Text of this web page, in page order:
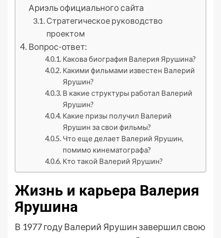
Ариэль официального сайта
Стратегическое руководство
проектом
Вопрос-ответ:
Какова биография Валерия Ярушина?
Какими фильмами известен Валерий
Ярушин?
В какие структуры работал Валерий
Ярушин?
Какие призы получил Валерий
Ярушин за свои фильмы?
Что еще делает Валерий Ярушин,
помимо кинематографа?
Кто такой Валерий Ярушин?
Жизнь и карьера Валерия
Ярушина
В 1977 году Валерий Ярушин завершил свою